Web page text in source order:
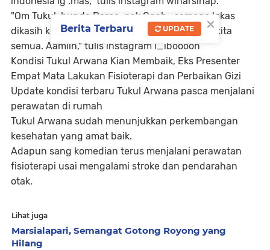
"Om Tukul, bunda Dorce, pak Ogah.. semoga lekas
dikasih kesembuhan dan kembali menghibur kita
semua. Aamiin," tulis instagram i_iboooon
Kondisi Tukul Arwana Kian Membaik, Eks Presenter
Empat Mata Lakukan Fisioterapi dan Perbaikan Gizi
Update kondisi terbaru Tukul Arwana pasca menjalani
perawatan di rumah
Tukul Arwana sudah menunjukkan perkembangan
kesehatan yang amat baik.
Adapun sang komedian terus menjalani perawatan
fisioterapi usai mengalami stroke dan pendarahan
otak.
Lihat juga
Marsialapari, Semangat Gotong Royong yang
Hilang
×
Berita Terbaru UPDATE